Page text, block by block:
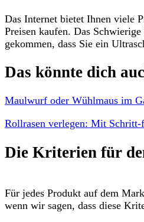
Das Internet bietet Ihnen viele
Preisen kaufen. Das
gekommen, dass Sie ein
Das könnte dich
Maulwurf oder Wühlmaus im
Rollrasen verlegen: Mit
Die Kriterien für
Für jedes Produkt auf dem
wenn wir sagen, dass diese